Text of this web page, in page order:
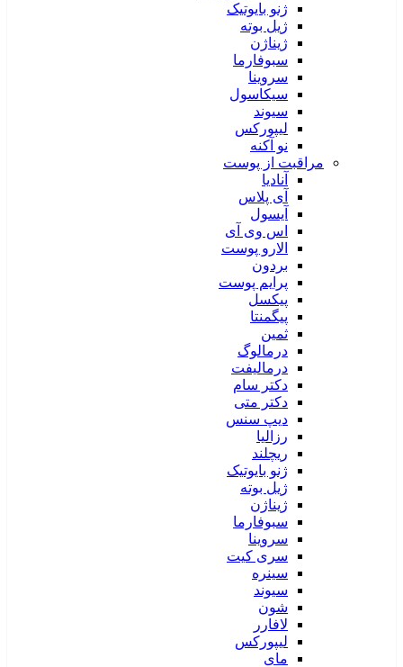
ژنو بایوتیک
ژیل بوته
ژیناژن
سبوفارما
سروینا
سیکاسول
سیوند
لیپورکس
نو آکنه
مراقبت از پوست
آنادیا
آی پلاس
آیسول
اس وی آی
الارو پوست
بردون
پرایم پوست
پیکسل
پیگمنتا
ثمین
درمالوگ
درمالیفت
دکتر سام
دکتر متی
دیپ سنس
رزالیا
ریچلند
ژنو بایوتیک
ژیل بوته
ژیناژن
سبوفارما
سروینا
سری کیت
سینره
سیوند
شون
لافارر
لیپورکس
مای